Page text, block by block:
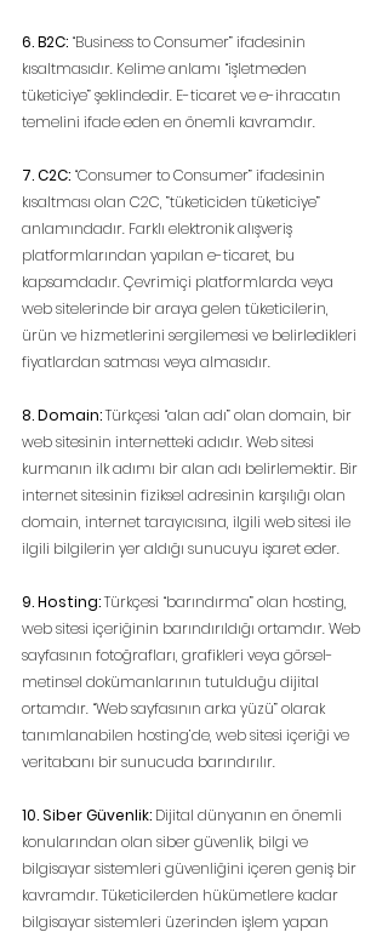
6. B2C: “Business to Consumer” ifadesinin
kısaltmasıdır. Kelime anlamı “işletmeden
tüketiciye” şeklindedir. E-ticaret ve e-ihracatın
temelini ifade eden en önemli kavramdır.
7. C2C: “Consumer to Consumer” ifadesinin
kısaltması olan C2C, ”tüketiciden tüketiciye”
anlamındadır. Farklı elektronik alışveriş
platformlarından yapılan e-ticaret, bu
kapsamdadır. Çevrimiçi platformlarda veya
web sitelerinde bir araya gelen tüketicilerin,
ürün ve hizmetlerini sergilemesi ve belirledikleri
fiyatlardan satması veya almasıdır.
8. Domain: Türkçesi “alan adı” olan domain, bir
web sitesinin internetteki adıdır. Web sitesi
kurmanın ilk adımı bir alan adı belirlemektir. Bir
internet sitesinin fiziksel adresinin karşılığı olan
domain, internet tarayıcısına, ilgili web sitesi ile
ilgili bilgilerin yer aldığı sunucuyu işaret eder.
9. Hosting: Türkçesi “barındırma” olan hosting,
web sitesi içeriğinin barındırıldığı ortamdır. Web
sayfasının fotoğrafları, grafikleri veya görsel-
metinsel dokümanlarının tutulduğu dijital
ortamdır. “Web sayfasının arka yüzü” olarak
tanımlanabilen hosting’de, web sitesi içeriği ve
veritabanı bir sunucuda barındırılır.
10. Siber Güvenlik: Dijital dünyanın en önemli
konularından olan siber güvenlik, bilgi ve
bilgisayar sistemleri güvenliğini içeren geniş bir
kavramdır. Tüketicilerden hükümetlere kadar
bilgisayar sistemleri üzerinden işlem yapan